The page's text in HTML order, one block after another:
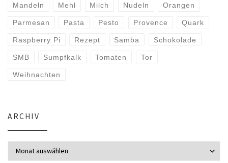
Mandeln Mehl Milch Nudeln Orangen
Parmesan Pasta Pesto Provence Quark
Raspberry Pi Rezept Samba Schokolade
SMB Sumpfkalk Tomaten Tor
Weihnachten
ARCHIV